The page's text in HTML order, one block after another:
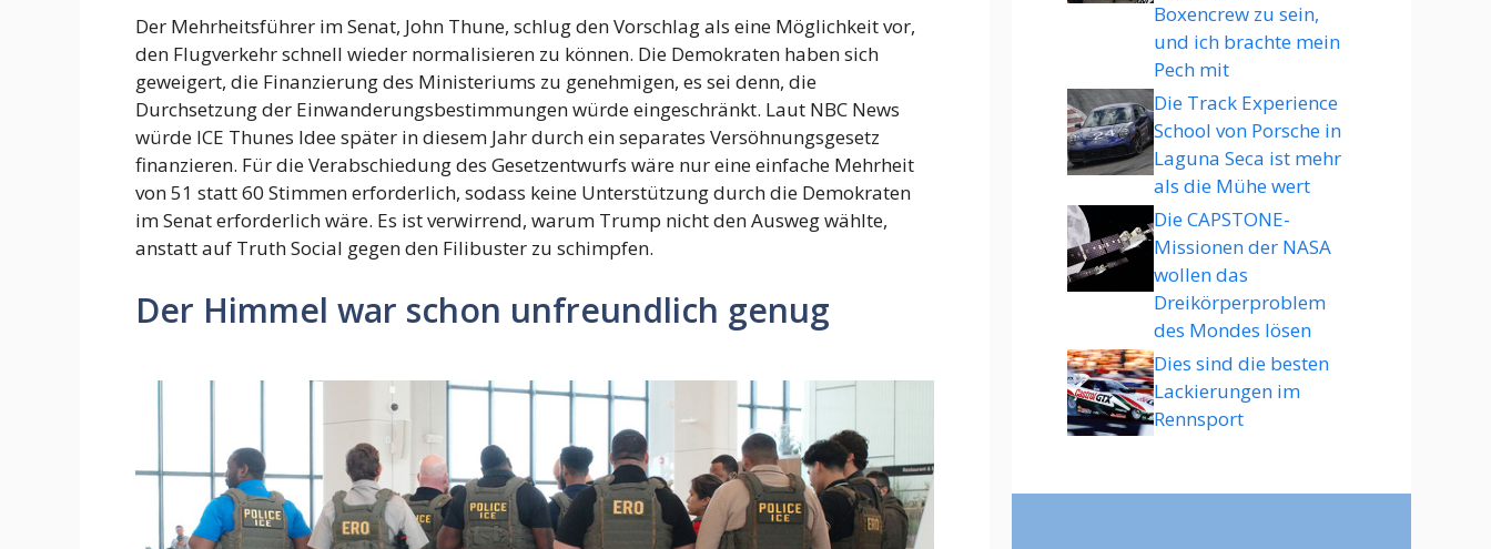
Der Mehrheitsführer im Senat, John Thune, schlug den Vorschlag als eine Möglichkeit vor,
den Flugverkehr schnell wieder normalisieren zu können. Die Demokraten haben sich
geweigert, die Finanzierung des Ministeriums zu genehmigen, es sei denn, die
Durchsetzung der Einwanderungsbestimmungen würde eingeschränkt. Laut NBC News
würde ICE Thunes Idee später in diesem Jahr durch ein separates Versöhnungsgesetz
finanzieren. Für die Verabschiedung des Gesetzentwurfs wäre nur eine einfache Mehrheit
von 51 statt 60 Stimmen erforderlich, sodass keine Unterstützung durch die Demokraten
im Senat erforderlich wäre. Es ist verwirrend, warum Trump nicht den Ausweg wählte,
anstatt auf Truth Social gegen den Filibuster zu schimpfen.
Der Himmel war schon unfreundlich genug
Boxencrew zu sein,
und ich brachte mein
Pech mit
Die Track Experience
School von Porsche in
Laguna Seca ist mehr
als die Mühe wert
Die CAPSTONE-
Missionen der NASA
wollen das
Dreikörperproblem
des Mondes lösen
Dies sind die besten
Lackierungen im
Rennsport